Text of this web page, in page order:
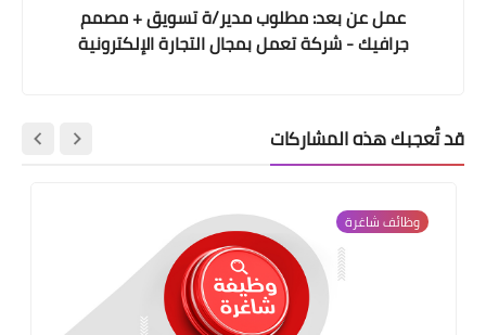
عمل عن بعد: مطلوب مدير/ة تسويق + مصمم
جرافيك - شركة تعمل بمجال التجارة الإلكترونية
قد تُعجبك هذه المشاركات
وظائف شاغرة